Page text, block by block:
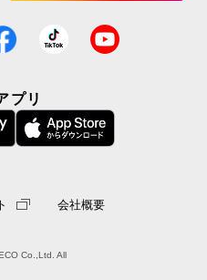
プリ
会社概要
Co.,Ltd. All